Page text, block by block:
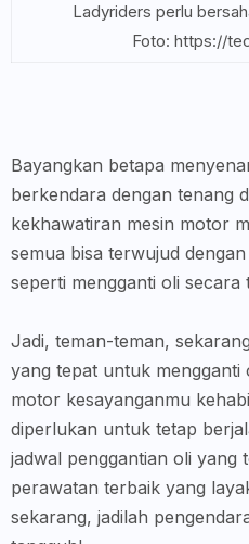
Ladyriders perlu
Foto: https://
Bayangkan betapa
berkendara dengan tenang
kekhawatiran mesin motor
semua bisa terwujud
seperti mengganti oli secara
Jadi, teman-teman,
yang tepat untuk
motor kesayanganmu
diperlukan untuk tetap
jadwal penggantian oli yang
perawatan terbaik yang
sekarang, jadilah